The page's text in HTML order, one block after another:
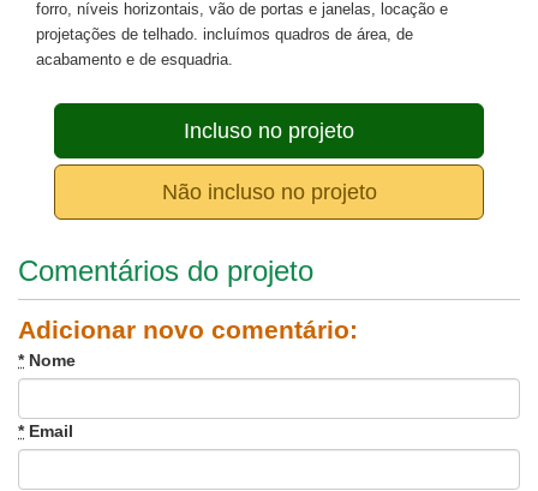
forro, níveis horizontais, vão de portas e janelas, locação e
projetações de telhado. incluímos quadros de área, de
acabamento e de esquadria.
Incluso no projeto
Não incluso no projeto
Comentários do projeto
Adicionar novo comentário:
*Nome
*Email